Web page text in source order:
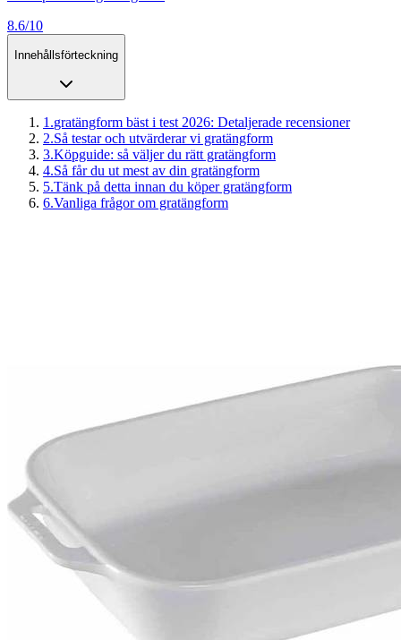
8.6/10
Innehållsförteckning
1 .gratängform bäst i test 2026: Detaljerade recensioner
2.Så testar och utvärderar vi gratängform
3.Köpguide: så väljer du rätt gratängform
4.Så får du ut mest av din gratängform
5.Tänk på detta innan du köper gratängform
6.Vanliga frågor om gratängform